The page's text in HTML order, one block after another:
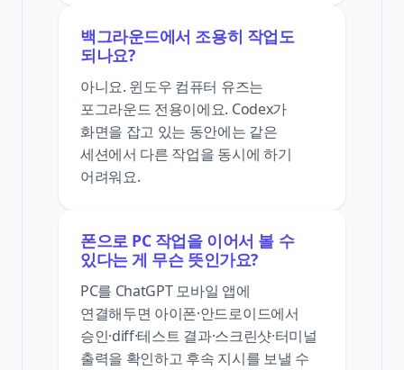
백그라운드에서 조용히 작업도
되나요?
아니요. 윈도우 컴퓨터 유즈는
포그라운드 전용이에요. Codex가
화면을 잡고 있는 동안에는 같은
세션에서 다른 작업을 동시에 하기
어려워요.
폰으로 PC 작업을 이어서 볼 수
있다는 게 무슨 뜻인가요?
PC를 ChatGPT 모바일 앱에
연결해두면 아이폰·안드로이드에서
승인·diff·테스트 결과·스크린샷·터미널
출력을 확인하고 후속 지시를 보낼 수